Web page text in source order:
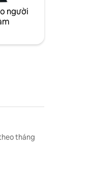
người
tháng